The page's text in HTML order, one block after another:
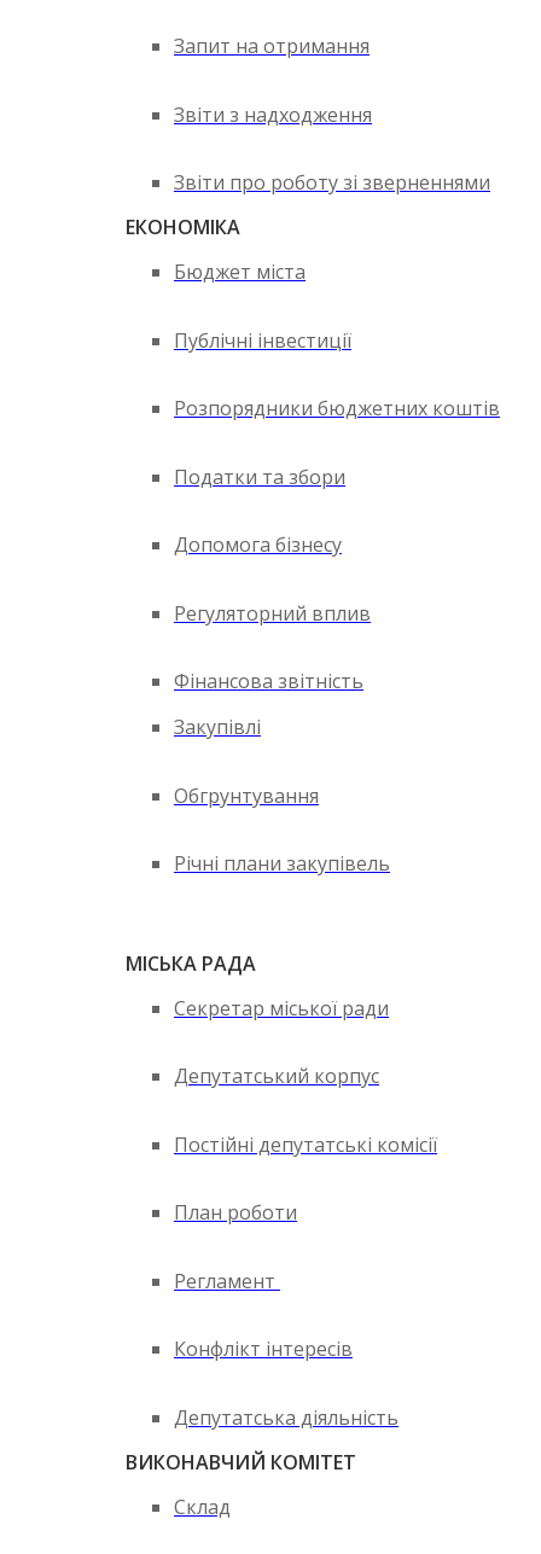
Запит на отримання
Звіти з надходження
Звіти про роботу зі зверненнями
ЕКОНОМІКА
Бюджет міста
Публічні інвестиції
Розпорядники бюджетних коштів
Податки та збори
Допомога бізнесу
Регуляторний вплив
Фінансова звітність
Закупівлі
Обгрунтування
Річні плани закупівель
МІСЬКА РАДА
Секретар міської ради
Депутатський корпус
Постійні депутатські комісії
План роботи
Регламент
Конфлікт інтересів
Депутатська діяльність
ВИКОНАВЧИЙ КОМІТЕТ
Склад